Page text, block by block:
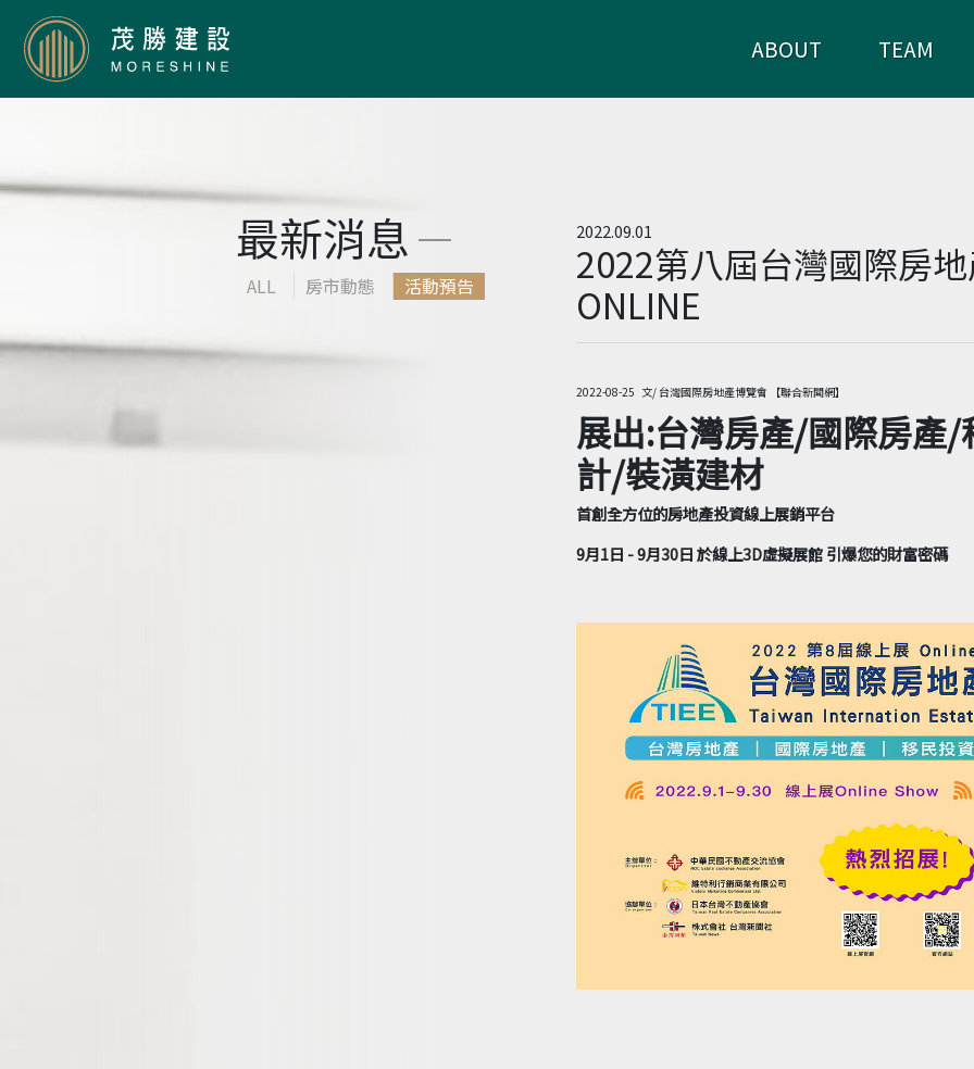
ABOUT TEAM
最新消息
ALL 房市動態 活動預告
2022.09.01
2022第八屆台灣國際房
ONLINE
2022-08-25 文/ 台灣國際房地產博覽會 【聯合新聞網】
展出:台灣房產/國際房產
計/裝潢建材
首創全方位的房地產投資線上展銷平台
9月1日 - 9月30日 於線上3D虛擬展館 引爆您的財富密碼